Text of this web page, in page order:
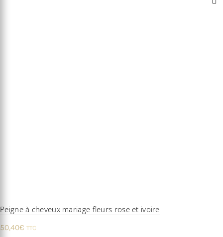
Peigne à cheveux mariage fleurs rose et ivoire
50,40€ TTC